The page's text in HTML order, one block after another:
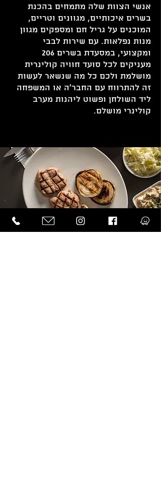
אנשי הצוות שלה מתמחים בהכנת
בשרים איכותיים, מגוונים וטריים,
המוכנים על גריל חם ומספקים מגוון
מנות נפלאות. עם שירות לבבי
ומקצועי, במסעדת בשרים 206
מעניקים לכל סועד חוויה קולינרית
מושלמת ולכם כל מה שנשאר לעשות
זה להתרווח עם החבר'ה או המשפחה
ליד השולחן ופשוט ליהנות מערב
קולינרי מושלם.